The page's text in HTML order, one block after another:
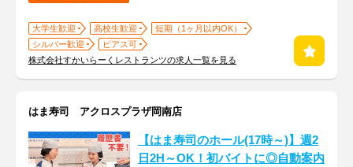
大学生歓迎 高校生歓迎
短期（1ヶ月以内OK）
シルバー歓迎
ピアス可
株式会社すかいらーくレストランツの求人一覧を見る
はま寿司 アクロスプラザ岡南店
【はま寿司のホール(17時～)】週2
日2H～OK！初バイトに◎自動案内